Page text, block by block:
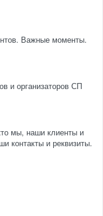
Важные моменты.
и организаторов СП
мы, наши клиенты и
контакты и реквизиты.